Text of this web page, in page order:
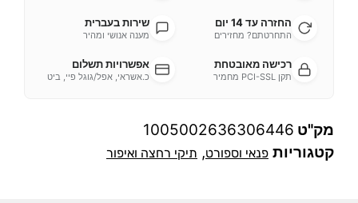
החזרה עד 14 יום
התחרטתם? מחזירים
שירות בעברית
מענה אנושי ומהיר
רכישה מאובטחת
תקן PCI-SSL מחמיר
אפשרויות תשלום
כ.אשראי, אפל/גוגל פיי, ביט
מק"ט 1005002636306446
קטגוריות פנאי וספורט, תיקי רחצה ואיפור